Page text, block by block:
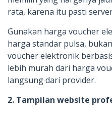
rata, karena itu pasti
Gunakan harga voucher
harga standar pulsa,
voucher elektronik
lebih murah dari harga
langsung dari provider.
2. Tampilan website